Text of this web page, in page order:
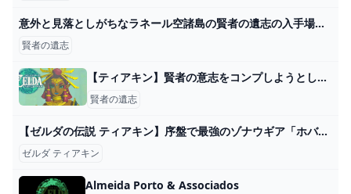
意外と見落としがちなラネール空諸島の賢者の遺志の入手場所【ティアキン攻略】 - YouTube
賢者の遺志
【ティアキン】賢者の意志をコンプしようとしてるが難しい件…効率の良い賢者の意志の探し方ってある？ ゼルダの伝説ティアーズオブザキングダム(ティアキン)攻略まとめ-コログ速報
賢者の遺志
【ゼルダの伝説 ティアキン】序盤で最強のゾナウギア「ホバーバイク」がヤバすぎるwww【ゼルダの伝説ティアーズオブザキングダム】【ティアキン】【まがれつ】 - YouTube
ゼルダ ティアキン
Almeida Porto & Associados